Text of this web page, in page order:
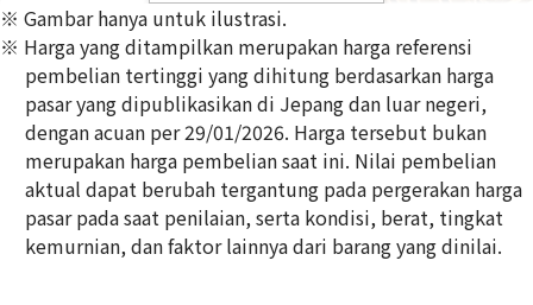
21K gold (K21) USA Atlanta Olympic commemorative coin
8,3g
Referensi Harga Buyback
Rp 22.011.368
※ Gambar hanya untuk ilustrasi.
※ Harga yang ditampilkan merupakan harga referensi
pembelian tertinggi yang dihitung berdasarkan harga
pasar yang dipublikasikan di Jepang dan luar negeri,
dengan acuan per 29/01/2026. Harga tersebut bukan
merupakan harga pembelian saat ini. Nilai pembelian
aktual dapat berubah tergantung pada pergerakan harga
pasar pada saat penilaian, serta kondisi, berat, tingkat
kemurnian, dan faktor lainnya dari barang yang dinilai.